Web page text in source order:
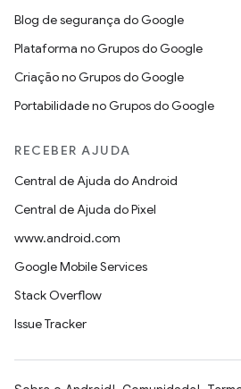
Blog de segurança do Google
Plataforma no Grupos do Google
Criação no Grupos do Google
Portabilidade no Grupos do Google
RECEBER AJUDA
Central de Ajuda do Android
Central de Ajuda do Pixel
www.android.com
Google Mobile Services
Stack Overflow
Issue Tracker